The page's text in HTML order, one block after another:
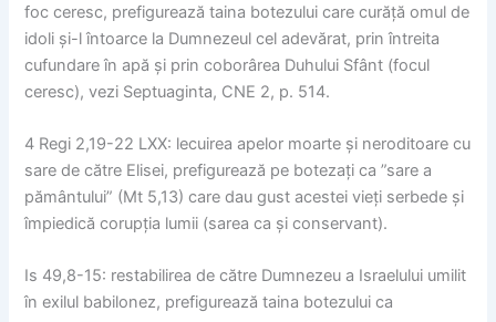
foc ceresc, prefigurează taina botezului care curăță omul de
idoli și-l întoarce la Dumnezeul cel adevărat, prin întreita
cufundare în apă și prin coborârea Duhului Sfânt (focul
ceresc), vezi Septuaginta, CNE 2, p. 514.
4 Regi 2,19-22 LXX: lecuirea apelor moarte și neroditoare cu
sare de către Elisei, prefigurează pe botezați ca ”sare a
pământului” (Mt 5,13) care dau gust acestei vieți serbede și
împiedică corupția lumii (sarea ca și conservant).
Is 49,8-15: restabilirea de către Dumnezeu a Israelului umilit
în exilul babilonez, prefigurează taina botezului ca